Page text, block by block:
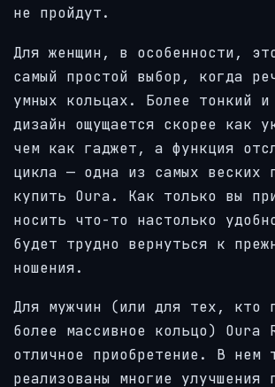
не пройдут.
Для женщин, в особенности,
самый простой выбор, когда
умных кольцах. Более тонкий и
дизайн ощущается скорее как
чем как гаджет, а функция
цикла — одна из самых веских
купить Oura. Как только вы
носить что-то настолько
будет трудно вернуться к
ношения.
Для мужчин (или для тех, кто
более массивное кольцо) Oura
отличное приобретение. В нем
реализованы многие улучшения